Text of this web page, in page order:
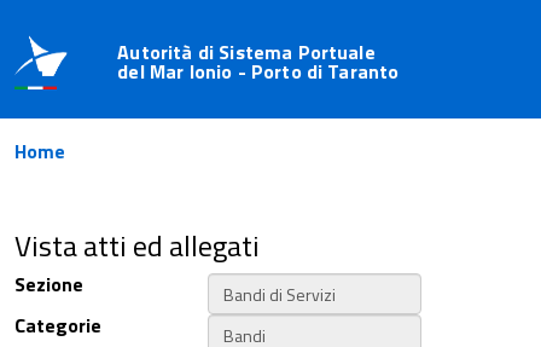
Autorità di Sistema Portuale
del Mar Ionio - Porto di Taranto
Home
Vista atti ed allegati
Sezione
Categorie